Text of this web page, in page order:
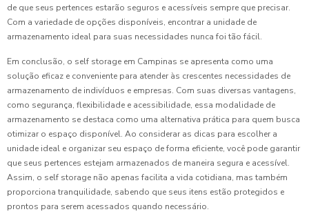
de que seus pertences estarão seguros e acessíveis sempre que precisar.
Com a variedade de opções disponíveis, encontrar a unidade de
armazenamento ideal para suas necessidades nunca foi tão fácil.
Em conclusão, o self storage em Campinas se apresenta como uma
solução eficaz e conveniente para atender às crescentes necessidades de
armazenamento de indivíduos e empresas. Com suas diversas vantagens,
como segurança, flexibilidade e acessibilidade, essa modalidade de
armazenamento se destaca como uma alternativa prática para quem busca
otimizar o espaço disponível. Ao considerar as dicas para escolher a
unidade ideal e organizar seu espaço de forma eficiente, você pode garantir
que seus pertences estejam armazenados de maneira segura e acessível.
Assim, o self storage não apenas facilita a vida cotidiana, mas também
proporciona tranquilidade, sabendo que seus itens estão protegidos e
prontos para serem acessados quando necessário.